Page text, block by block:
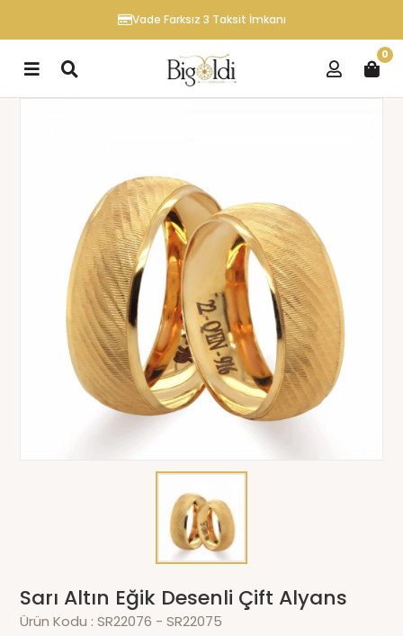
Vade Farksız 3 Taksit İmkanı
0
Sarı Altın Eğik Desenli Çift Alyans
Ürün Kodu :SR22076 - SR22075